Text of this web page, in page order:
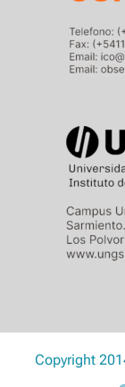
Copyright